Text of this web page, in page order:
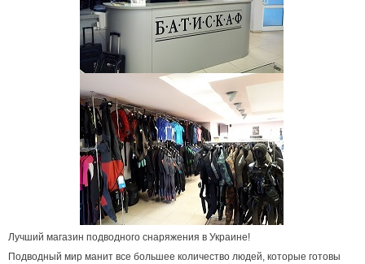
Лучший магазин подводного снаряжения в Украине!
Подводный мир манит все большее количество людей, которые готовы